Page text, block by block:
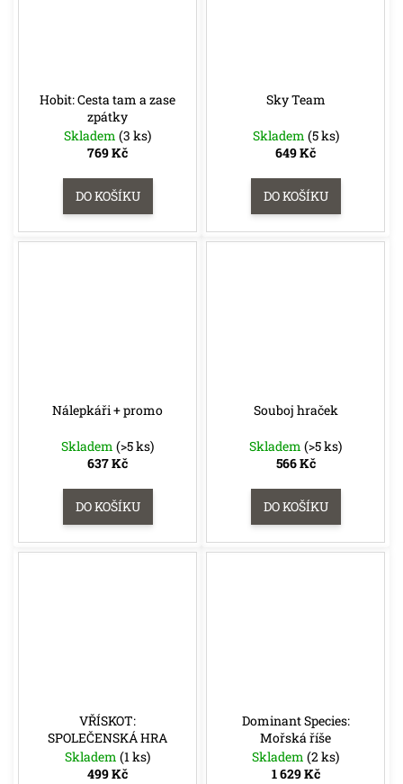
Hobit: Cesta tam a zase
zpátky
Skladem (3 ks)
769 Kč
DO KOŠÍKU
Sky Team
Skladem (5 ks)
649 Kč
DO KOŠÍKU
Nálepkáři + promo
Skladem (>5 ks)
637 Kč
DO KOŠÍKU
Souboj hraček
Skladem (>5 ks)
566 Kč
DO KOŠÍKU
VŘÍSKOT:
SPOLEČENSKÁ HRA
Skladem (1 ks)
499 Kč
Dominant Species:
Mořská říše
Skladem (2 ks)
1 629 Kč